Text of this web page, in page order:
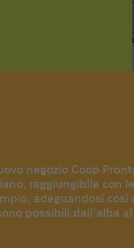
negozio Coop
raggiungibile con
adeguandosi
possibili dall'alba